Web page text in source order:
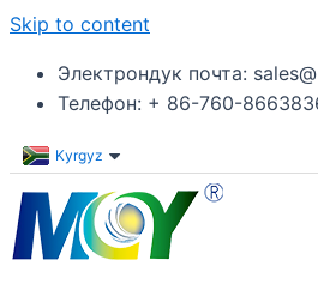
Skip to content
Электрондук почта:
Телефон: + 86-760-
Kyrgyz